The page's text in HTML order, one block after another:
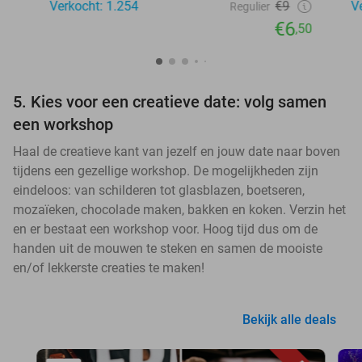
Verkocht: 1.254 Regulier €9
€6,50
5. Kies voor een creatieve date: volg samen
een workshop
Haal de creatieve kant van jezelf en jouw date naar boven
tijdens een gezellige workshop. De mogelijkheden zijn
eindeloos: van schilderen tot glasblazen, boetseren,
mozaïeken, chocolade maken, bakken en koken. Verzin het
en er bestaat een workshop voor. Hoog tijd dus om de
handen uit de mouwen te steken en samen de mooiste
en/of lekkerste creaties te maken!
Bekijk alle deals